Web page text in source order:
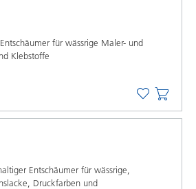
für wässrige Maler- und
Klebstoffe
Entschäumer für wässrige,
Druckfarben und